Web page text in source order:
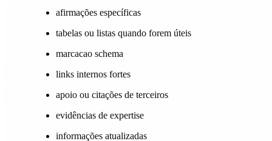
afirmações específicas
tabelas ou listas quando forem úteis
marcacao schema
links internos fortes
apoio ou citações de terceiros
evidências de expertise
informações atualizadas